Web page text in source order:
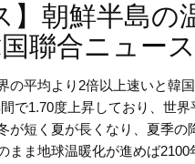
】朝鮮半島
聯合ニュース
の平均より2倍以上速いと韓
で1.70度上昇しており、世
が短く夏が長くなり、夏季
ま地球温暖化が進めば